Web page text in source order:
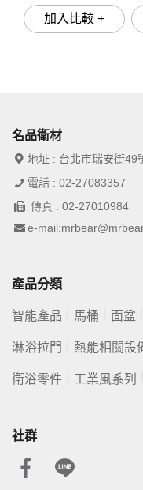
加入比較 +
名品衛材
地址 : 台北市瑞安街49
電話 : 02-27083357
傳真 : 02-27010984
e-
產品分類
智能產品 馬桶 面盆
淋浴拉門 熱能相關設
衛浴零件 工業風系列
社群